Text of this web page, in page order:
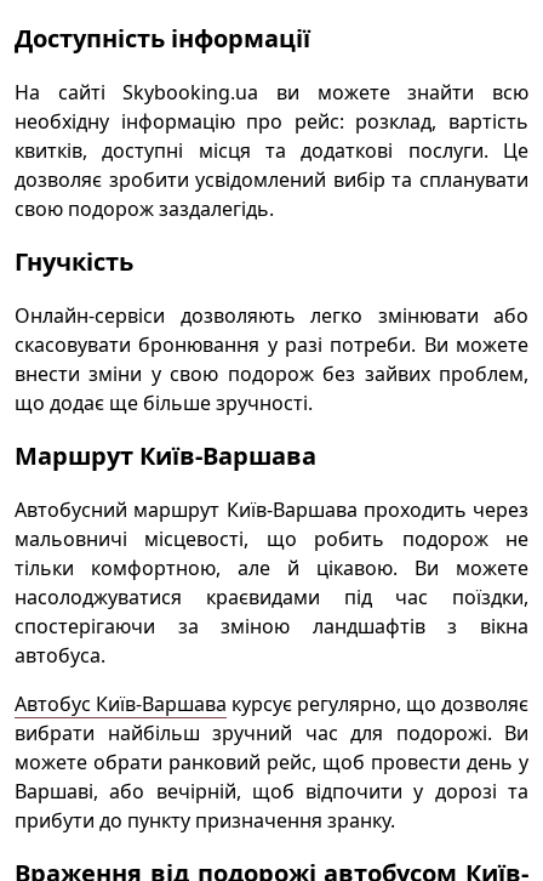
Доступність інформації
На сайті Skybooking.ua ви можете знайти всю
необхідну інформацію про рейс: розклад, вартість
квитків, доступні місця та додаткові послуги. Це
дозволяє зробити усвідомлений вибір та спланувати
свою подорож заздалегідь.
Гнучкість
Онлайн-сервіси дозволяють легко змінювати або
скасовувати бронювання у разі потреби. Ви можете
внести зміни у свою подорож без зайвих проблем,
що додає ще більше зручності.
Маршрут Київ-Варшава
Автобусний маршрут Київ-Варшава проходить через
мальовничі місцевості, що робить подорож не
тільки комфортною, але й цікавою. Ви можете
насолоджуватися краєвидами під час поїздки,
спостерігаючи за зміною ландшафтів з вікна
автобуса.
Автобус Київ-Варшава курсує регулярно, що дозволяє
вибрати найбільш зручний час для подорожі. Ви
можете обрати ранковий рейс, щоб провести день у
Варшаві, або вечірній, щоб відпочити у дорозі та
прибути до пункту призначення зранку.
Враження від подорожі автобусом Київ-